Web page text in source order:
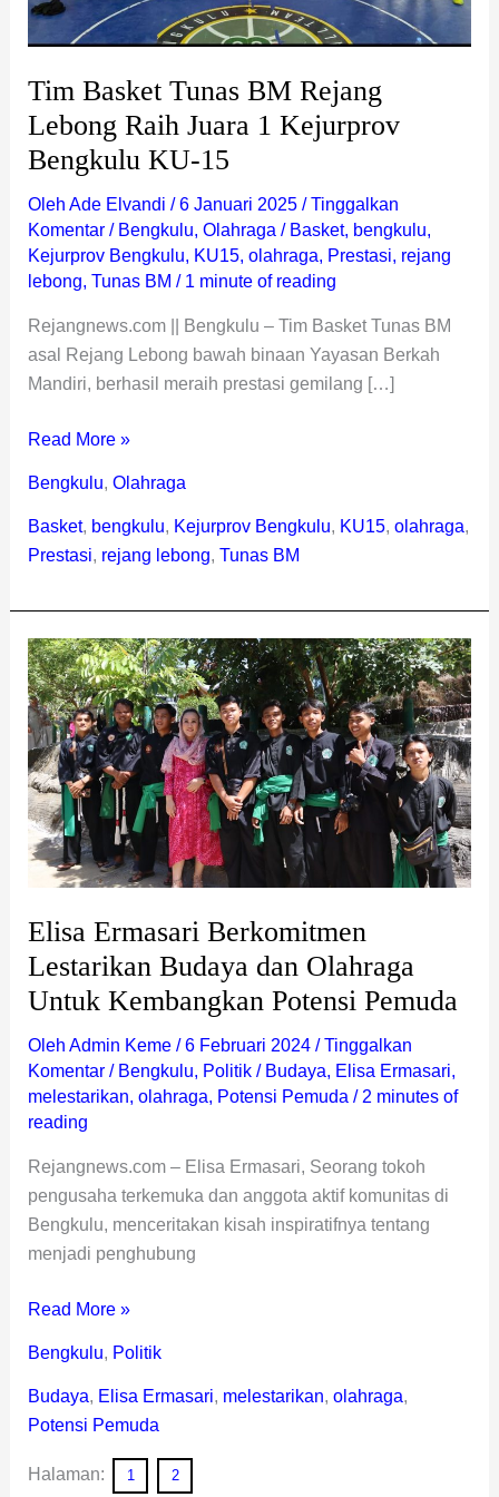
Tim Basket Tunas BM Rejang
Lebong Raih Juara 1 Kejurprov
Bengkulu KU-15
Oleh Ade Elvandi /6 Januari 2025 /Tinggalkan
Komentar / Bengkulu, Olahraga / Basket, bengkulu,
Kejurprov Bengkulu, KU15, olahraga, Prestasi, rejang
lebong, Tunas BM / 1 minute of reading
Rejangnews.com || Bengkulu – Tim Basket Tunas BM
asal Rejang Lebong bawah binaan Yayasan Berkah
Mandiri, berhasil meraih prestasi gemilang […]
Bengkulu
KU-
15
Read More »
Bengkulu, Olahraga
Basket, bengkulu, Kejurprov Bengkulu, KU15, olahraga,
Prestasi, rejang lebong, Tunas BM
Elisa Ermasari Berkomitmen
Lestarikan Budaya dan Olahraga
Untuk Kembangkan Potensi Pemuda
Oleh Admin Keme /6 Februari 2024 /Tinggalkan
Komentar / Bengkulu, Politik/ Budaya, Elisa Ermasari,
melestarikan, olahraga, Potensi Pemuda / 2 minutes of
reading
Rejangnews.com – Elisa Ermasari, Seorang tokoh
pengusaha terkemuka dan anggota aktif komunitas di
Bengkulu, menceritakan kisah inspiratifnya tentang
menjadi penghubung
Elisa
Ermasari
Berkomitmen
Lestarikan
Budaya
dan
Olahraga
Untuk
Kembangkan
Pemuda
Read More »
Bengkulu, Politik
Budaya, Elisa Ermasari, melestarikan, olahraga,
Potensi Pemuda
Halaman: 1 2